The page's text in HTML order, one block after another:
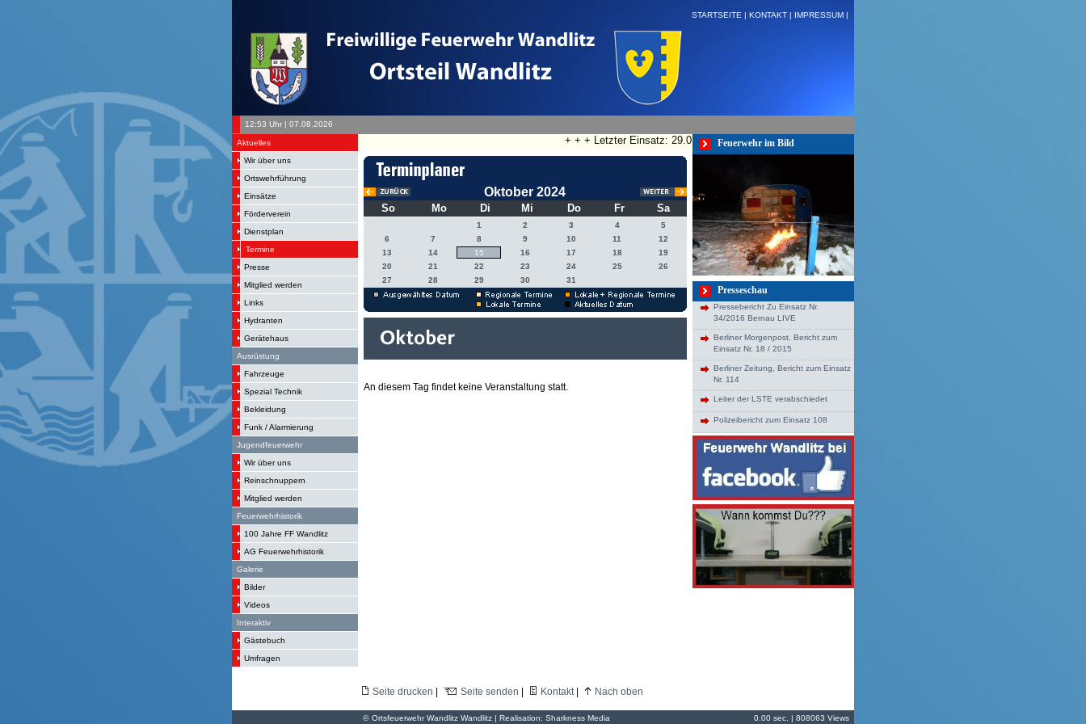
STARTSEITE | KONTAKT | IMPRESSUM |
12:53 Uhr | 07.08.2026
Aktuelles
Wir über uns
Ortswehrführung
Einsätze
Förderverein
Dienstplan
Termine
Presse
Mitglied werden
Links
Hydranten
Gerätehaus
Ausrüstung
Fahrzeuge
Spezial Technik
Bekleidung
Funk / Alarmierung
Jugendfeuerwehr
Wir über uns
Reinschnuppern
Mitglied werden
Feuerwehrhistorik
100 Jahre FF Wandlitz
AG Feuerwehrhistorik
Galerie
Bilder
Videos
Interaktiv
Gästebuch
Umfragen
+ + + Letzter Einsatz: 29.07.2026 H:VU Klemm, Stolzenhagen + + +
Oktober 2024
So Mo Di Mi Do Fr Sa
1 2 3 4
5
6
7 8 9 10 11
12
13
14 15 16 17 18
19
20
21 22 23 24 25
26
27
28 29 30 31
An diesem Tag findet keine Veranstaltung statt.
Feuerwehr im Bild
Presseschau
Pressebericht Zu Einsatz Nr.
34/2016 Bernau LIVE
Berliner Morgenpost, Bericht zum
Einsatz Nr. 18 / 2015
Berliner Zeitung, Bericht zum Einsatz
Nr. 114
Leiter der LSTE verabschiedet
Polizeibericht zum Einsatz 108
Seite drucken Seite senden Kontakt| Nach oben
© Ortsfeuerwehr Wandlitz Wandlitz | Realisation: Sharkness Media 0.00 sec. | 808063 Views